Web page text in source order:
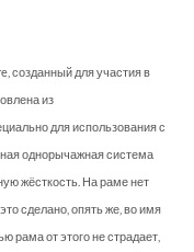
созданный для участия в
из
для использования с
однорычажная система
жёсткость. На раме нет
сделано, опять же, во имя
рама от этого не страдает,